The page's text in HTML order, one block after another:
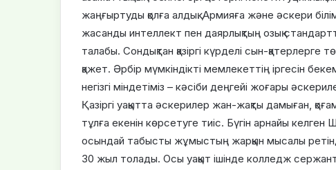
жаңғыртуды қолға алдық. Армияға және әскери
жасанды интеллект пен даярлықтың озық
талабы. Сондықтан қазіргі күрделі сын-
қажет. Әрбір мүмкіндікті мемлекеттің іргесін
негізгі міндетіміз – кәсіби деңгейі жоғары
Қазіргі уақытта әскерилер жан-жақты дамыған,
тұлға екенін көрсетуге тиіс. Бүгін арнайы
осындай табысты жұмыстың жарқын мысалы
30 жыл толады. Осы уақыт ішінде колледж